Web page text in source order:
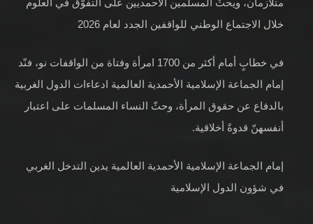
متلازمان، ويحثّ المسلمين الأحمديين على التفوّق في العلوم
خلال الاجتماع الوطني للواقفين الجدد لعام 2026
في خطابٍ أمام أكثر من 1700 امرأة وفتاة من الواقفات نو، فنّد
إمام الجماعة الإسلامية الأحمدية العالمية ادعاءات الدول الغربية
بالدفاع عن حقوق المرأة، وحثّ النساء المسلمات على اعتبار
أنفسهنّ قدوةً أخلاقية.
إمام الجماعة الإسلامية الأحمدية العالمية يدين التدخل الغربي
في شؤون الدول الإسلامية